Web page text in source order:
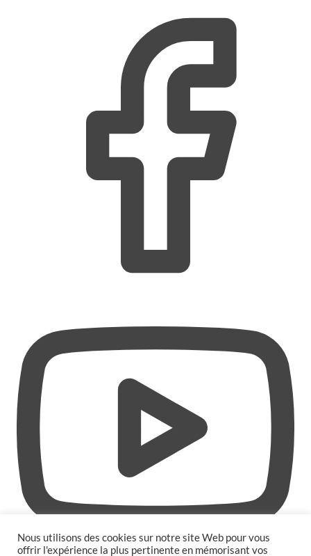
Nous utilisons des cookies sur notre site Web pour vous
offrir l'expérience la plus pertinente en mémorisant vos